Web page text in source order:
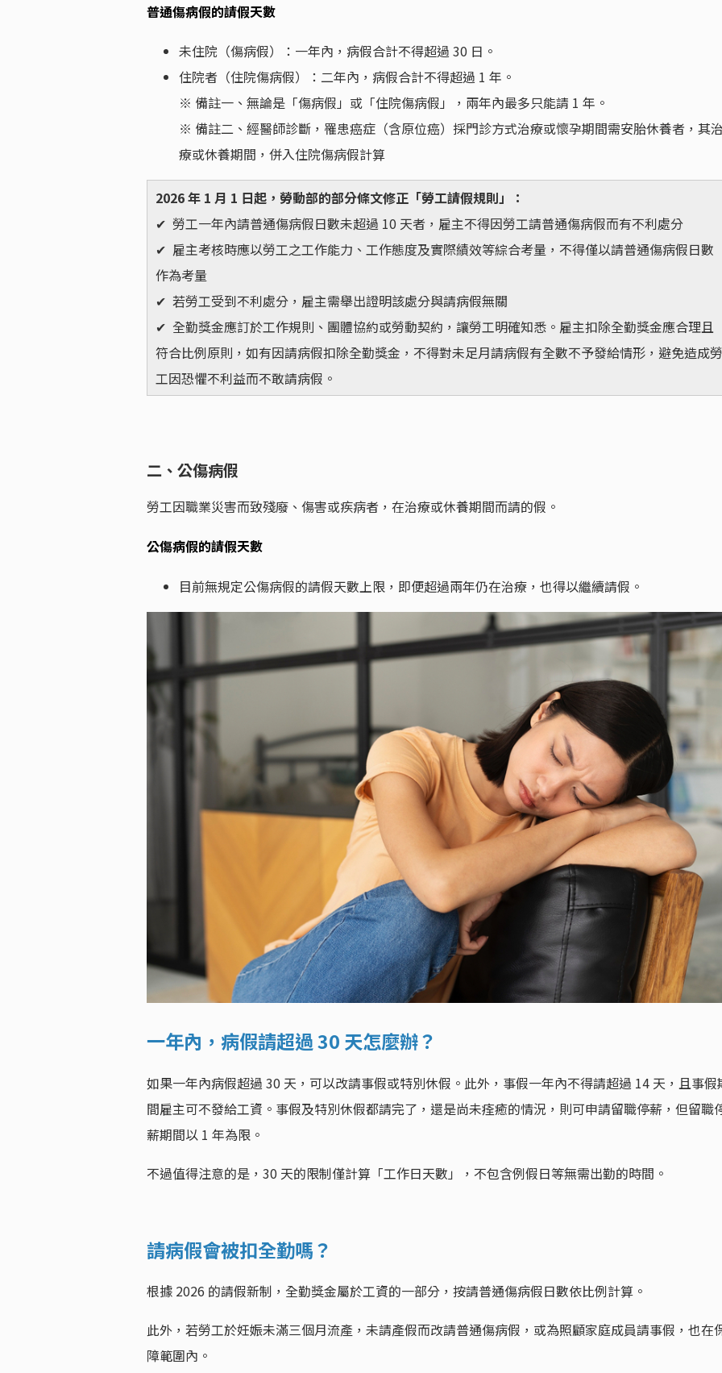
普通傷病假的請假天數
未住院（傷病假）：一年內，病假合計不得超過 30 日。
住院者（住院傷病假）：二年內，病假合計不得超過 1 年。
※ 備註一、無論是「傷病假」或「住院傷病假」，兩年內最多只能請 1 年。
※ 備註二、經醫師診斷，罹患癌症（含原位癌）採門診方式治療或懷孕期間需安胎休養者，其
療或休養期間，併入住院傷病假計算
2026 年 1 月 1 日起，勞動部的部分條文修正「勞工請假規則」：
✔ 勞工一年內請普通傷病假日數未超過 10 天者，雇主不得因勞工請普通傷病假而有不利處分
✔ 雇主考核時應以勞工之工作能力、工作態度及實際績效等綜合考量，不得僅以請普通傷病假日數
作為考量
✔ 若勞工受到不利處分，雇主需舉出證明該處分與請病假無關
✔ 全勤獎金應訂於工作規則、團體協約或勞動契約，讓勞工明確知悉。雇主扣除全勤獎金應合理且
符合比例原則，如有因請病假扣除全勤獎金，不得對未足月請病假有全數不予發給情形，避免造成勞
工因恐懼不利益而不敢請病假。
二、公傷病假
勞工因職業災害而致殘廢、傷害或疾病者，在治療或休養期間而請的假。
公傷病假的請假天數
目前無規定公傷病假的請假天數上限，即便超過兩年仍在治療，也得以繼續請假。
一年內，病假請超過 30 天怎麼辦？
如果一年內病假超過 30 天，可以改請事假或特別休假。此外，事假一年內不得請超過 14 天，且事假
間雇主可不發給工資。事假及特別休假都請完了，還是尚未痊癒的情況，則可申請留職停薪，但留職
薪期間以 1 年為限。
不過值得注意的是，30 天的限制僅計算「工作日天數」，不包含例假日等無需出勤的時間。
請病假會被扣全勤嗎？
根據 2026 的請假新制，全勤獎金屬於工資的一部分，按請普通傷病假日數依比例計算。
此外，若勞工於妊娠未滿三個月流產，未請產假而改請普通傷病假，或為照顧家庭成員請事假，也在
障範圍內。